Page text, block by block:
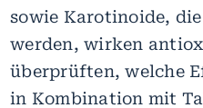
sowie Karotinoide,
werden, wirken
überprüften, welche
in Kombination mit